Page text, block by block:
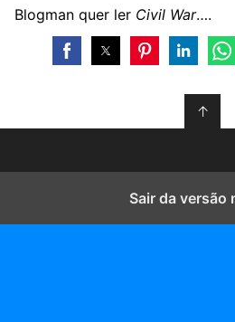
Blogman quer ler Civil War….
↑
Sair da versão